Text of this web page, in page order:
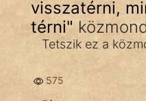
Rímelő
Szállóigék
Szóláscsoportok
visszatérni,
térni"
Tetszik ez a
575